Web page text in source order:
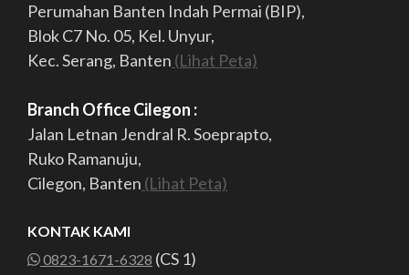
Perumahan Banten Indah Permai (BIP),
Blok C7 No. 05, Kel. Unyur,
Kec. Serang, Banten (Lihat Peta)
Branch Office Cilegon :
Jalan Letnan Jendral R. Soeprapto,
Ruko Ramanuju,
Cilegon, Banten (Lihat Peta)
KONTAK KAMI
0823-1671-6328 (CS 1)